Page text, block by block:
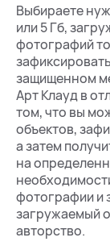
Выбираете
или 5 Гб,
фотографий
защищенном
Арт Клауд в
том, что вы
объектов,
а затем
на
фотографии и
загружаемый
авторство.